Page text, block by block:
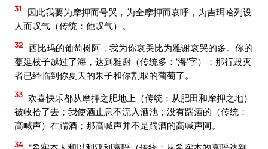
31
因此我要为摩押而号哭，为全摩押而哀呼，为吉珥哈列设
人而叹气（传统：他叹气）。
32 西比玛的葡萄树阿，我为你哀哭比为雅谢哀哭的多。你的
蔓延枝子越过了海，达到雅谢（传统多：‘海’字）；那行毁灭
者已经临到你夏天的果子和你割取的葡萄了。
33 欢喜快乐都从摩押之肥地上（传统：从肥田和摩押之地）
被收拾了去；我使酒止息不流入酒池；没有踹酒的（传统：
高喊声）在踹酒；那高喊声并不是踹酒的高喊声阿。
34